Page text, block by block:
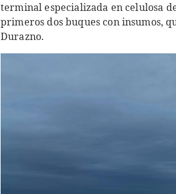
terminal especializada en celulosa
primeros dos buques con insumos,
Durazno.